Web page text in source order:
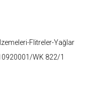
Flitreler-Yağlar
WK 822/1